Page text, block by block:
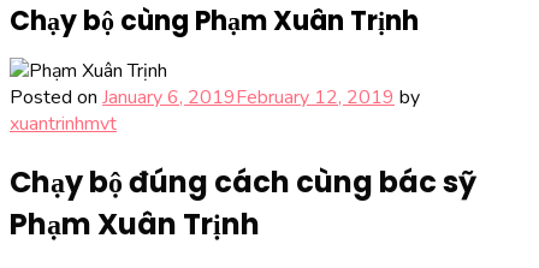
Chạy bộ cùng Phạm Xuân Trịnh
Posted on January 6, 2019February 12, 2019by
xuantrinhmvt
Chạy bộ đúng cách cùng bác sỹ
Phạm Xuân Trịnh